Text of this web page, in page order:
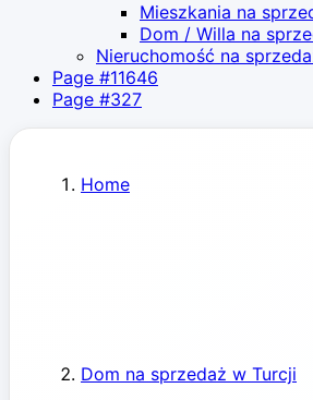
Mieszkania na
Dom / Willa na
Nieruchomość na
Page #11646
Page #327
Home
Dom na sprzedaż w Turcji